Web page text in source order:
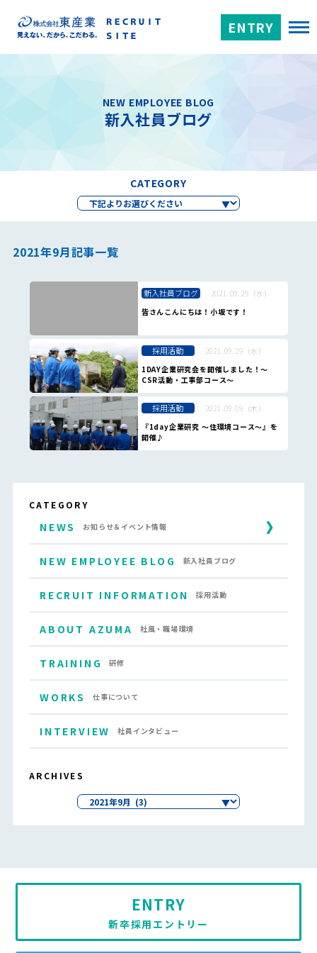
ENTRY
NEW EMPLOYEE BLOG
新入社員ブログ
CATEGORY
2021年9月記事一覧
新入社員ブログ
2021.09.29（水）
皆さんこんにちは！小坂です！
採用活動
2021.09.29（水）
1DAY企業研究会を開催しました！～
CSR活動・工事部コース～
採用活動
2021.09.09（木）
『1day企業研究 ～住環境コース～』を
開催♪
CATEGORY
NEWS お知らせ＆イベント情報
NEW EMPLOYEE BLOG 新入社員ブログ
RECRUIT INFORMATION 採用活動
ABOUT AZUMA 社風・職場環境
TRAINING 研修
WORKS 仕事について
INTERVIEW 社員インタビュー
ARCHIVES
ENTRY
新卒採用エントリー